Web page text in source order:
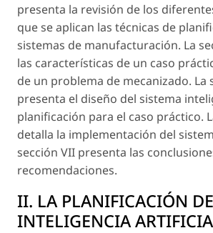
presenta la revisión de los
que se aplican las técnicas de
sistemas de manufacturación. La
las características de un caso
de un problema de mecanizado. La
presenta el diseño del sistema
planificación para el caso práctico.
detalla la implementación del
sección VII presenta las
recomendaciones.
II. LA PLANIFICACIÓN DE
INTELIGENCIA